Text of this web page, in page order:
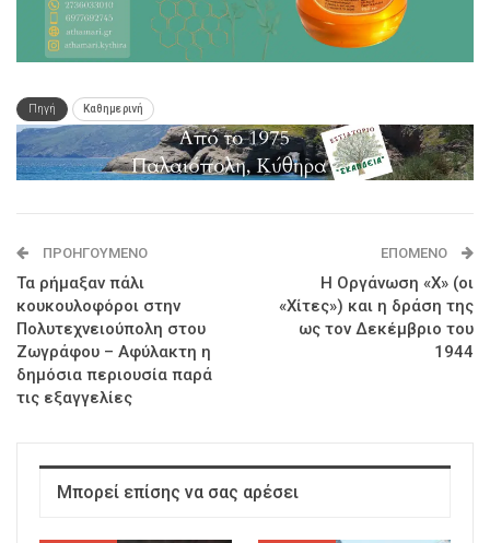
Πηγή Καθημερινή
ΠΡΟΗΓΟΎΜΕΝΟ
Τα ρήμαξαν πάλι
κουκουλοφόροι στην
Πολυτεχνειούπολη στου
Ζωγράφου – Αφύλακτη η
δημόσια περιουσία παρά
τις εξαγγελίες
ΕΠΌΜΕΝΟ
Η Οργάνωση «Χ» (οι
«Χίτες») και η δράση της
ως τον Δεκέμβριο του
1944
Μπορεί επίσης να σας αρέσει